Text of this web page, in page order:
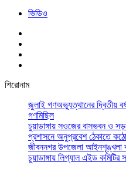
ভিডিও
শিরোনাম
জুলাই গণঅভ্যুত্থানের দ্বিতীয়
গণমিছিল
চুয়াডাঙ্গায় সওজের বাসভবন ও
প্রশাসনে অনুপ্রবেশ ঠেকাতে
জীবননগর উপজেলা আইনশৃঙ্খলা
চুয়াডাঙ্গায় লিগ্যাল এইড